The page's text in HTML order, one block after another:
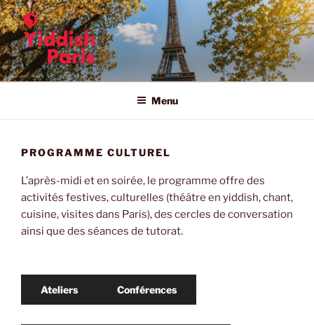
Aller
au
contenu
principal
YIDDISH IN PARIS
The 11th Summer Program for Yiddish Language and Literature in
Menu
PROGRAMME CULTUREL
L’après-midi et en soirée, le programme offre des
activités festives, culturelles (théâtre en yiddish, chant,
cuisine, visites dans Paris), des cercles de conversation
ainsi que des séances de tutorat.
Ateliers Conférences